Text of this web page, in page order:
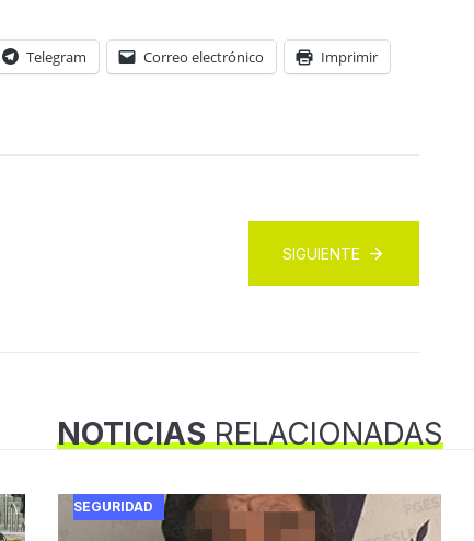
Telegram Correo electrónico Imprimir
SIGUIENTE
NOTICIASRELACIONADAS
SEGURIDAD